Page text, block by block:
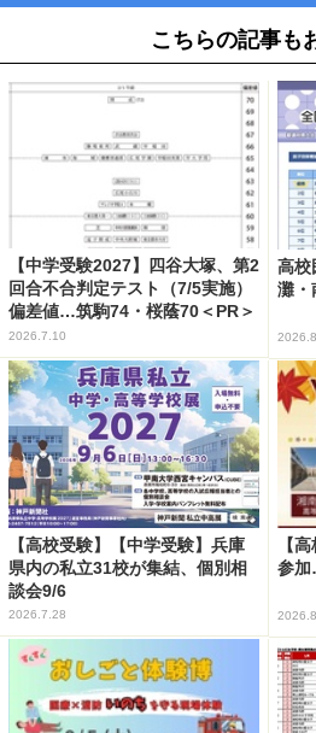
こちらの記事も
【中学受験2027】四谷大塚、第2
回合不合判定テスト（7/5実施）
偏差値…筑駒74・桜蔭70＜PR＞
2026.7.10
高校
灘・
【高校受験】【中学受験】兵庫
県内の私立31校が集結、個別相
談会9/6
2026.7.28
【
参